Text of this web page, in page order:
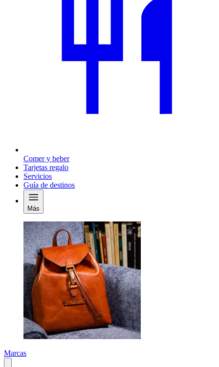
Comer y beber
Tarjetas regalo
Servicios
Guía de destinos
Más
Marcas